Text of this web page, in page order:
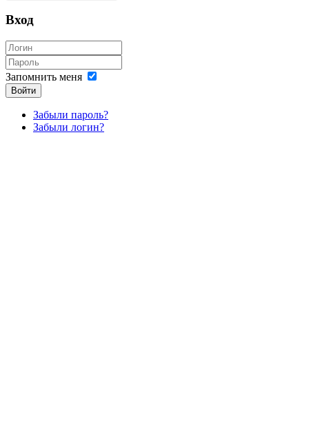
Вход
Запомнить меня
Войти
Забыли пароль?
Забыли логин?